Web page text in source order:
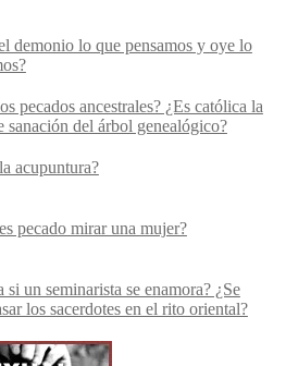
demonio lo que pensamos y oye lo
pecados ancestrales? ¿Es católica la
sanación del árbol genealógico?
acupuntura?
pecado mirar una mujer?
si un seminarista se enamora? ¿Se
los sacerdotes en el rito oriental?